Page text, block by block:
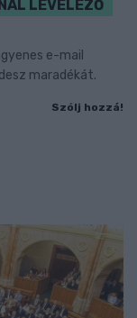
LEVELEZŐ
e-mail
maradékát.
Szólj hozzá!